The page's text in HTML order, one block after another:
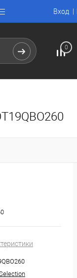
Вход
0